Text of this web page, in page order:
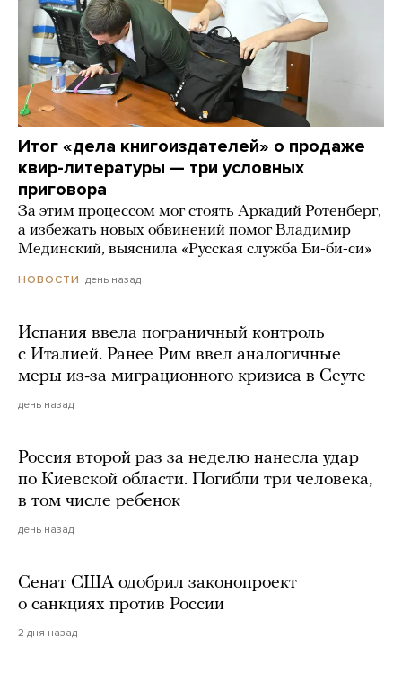
Итог «дела книгоиздателей» о продаже
квир-литературы — три условных
приговора
За этим процессом мог стоять Аркадий Ротенберг,
а избежать новых обвинений помог Владимир
Мединский, выяснила «Русская служба Би-би-си»
НОВОСТИ день назад
Испания ввела пограничный контроль
с Италией. Ранее Рим ввел аналогичные
меры из-за миграционного кризиса в Сеуте
день назад
Россия второй раз за неделю нанесла удар
по Киевской области. Погибли три человека,
в том числе ребенок
день назад
Сенат США одобрил законопроект
о санкциях против России
2 дня назад